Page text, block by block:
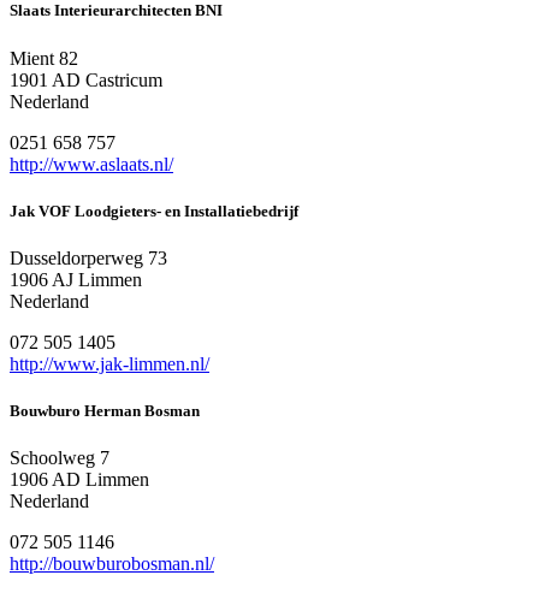
Slaats Interieurarchitecten BNI
Mient 82
1901 AD Castricum
Nederland
0251 658 757
http://www.aslaats.nl/
Jak VOF Loodgieters- en Installatiebedrijf
Dusseldorperweg 73
1906 AJ Limmen
Nederland
072 505 1405
http://www.jak-limmen.nl/
Bouwburo Herman Bosman
Schoolweg 7
1906 AD Limmen
Nederland
072 505 1146
http://bouwburobosman.nl/